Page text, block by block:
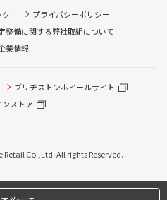
ク
プライバシーポリシー
整備に関する弊社取組について
業情報
ブリヂストンホイールサイト
ストア
Co.,Ltd. All rights Reserved.